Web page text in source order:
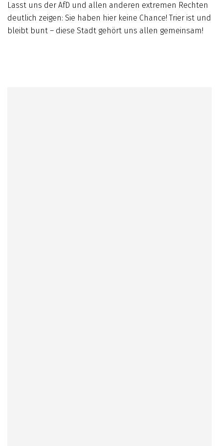
Lasst uns der AfD und allen anderen extremen Rechten
deutlich zeigen: Sie haben hier keine Chance! Trier ist und
bleibt bunt – diese Stadt gehört uns allen gemeinsam!